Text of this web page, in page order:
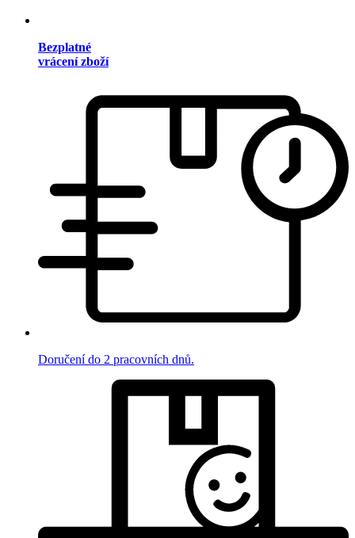
Bezplatné
vrácení zboží
Doručení do 2 pracovních dnů.